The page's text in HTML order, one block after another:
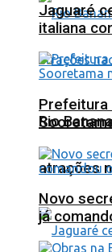
Rio
atrações
Jaguaré
italiana
Prefeitura
Novo
já